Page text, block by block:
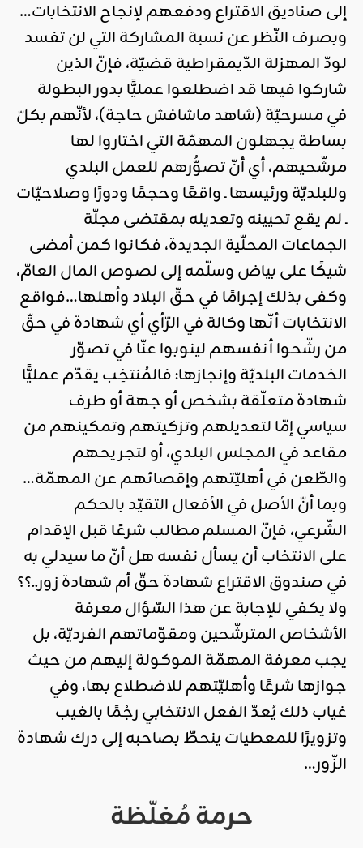
إلى صناديق الاقتراع ودفعهم لإنجاح الانتخابات…
وبصرف النّظر عن نسبة المشاركة التي لن تفسد
لودّ المهزلة الدّيمقراطية قضيّة، فإنّ الذين
شاركوا فيها قد اضطلعوا عمليًّا بدور البطولة
في مسرحيّة (شاهد ماشافش حاجة)، لأنّهم بكلّ
بساطة يجهلون المهمّة التي اختاروا لها
مرشّحيهم، أي أنّ تصوُّرهم للعمل البلدي
وللبلديّة ورئيسها ـ واقعًا وحجمًا ودورًا وصلاحيّات
ـ لم يقع تحيينه وتعديله بمقتضى مجلّة
الجماعات المحلّية الجديدة، فكانوا كمن أمضى
شيكًا على بياض وسلّمه إلى لصوص المال العامّ،
وكفى بذلك إجرامًا في حقّ البلاد وأهلها…فواقع
الانتخابات أنّها وكالة في الرّأي أي شهادة في حقّ
من رشّحوا أنفسهم لينوبوا عنّا في تصوّر
الخدمات البلديّة وإنجازها: فالمُنتخِب يقدّم عمليًّا
شهادة متعلّقة بشخص أو جهة أو طرف
سياسي إمّا لتعديلهم وتزكيتهم وتمكينهم من
مقاعد في المجلس البلدي، أو لتجريحهم
والطّعن في أهليّتهم وإقصائهم عن المهمّة…
وبما أنّ الأصل في الأفعال التقيّد بالحكم
الشّرعي، فإنّ المسلم مطالب شرعًا قبل الإقدام
على الانتخاب أن يسأل نفسه هل أنّ ما سيدلي به
في صندوق الاقتراع شهادة حقّ أم شهادة زور..؟؟
ولا يكفي للإجابة عن هذا السّؤال معرفة
الأشخاص المترشّحين ومقوّماتهم الفرديّة، بل
يجب معرفة المهمّة الموكولة إليهم من حيث
جوازها شرعًا وأهليّتهم للاضطلاع بها، وفي
غياب ذلك يُعدّ الفعل الانتخابي رجْمًا بالغيب
وتزويرًا للمعطيات ينحطّ بصاحبه إلى درك شهادة
الزّور…
حرمة مُغلّظة